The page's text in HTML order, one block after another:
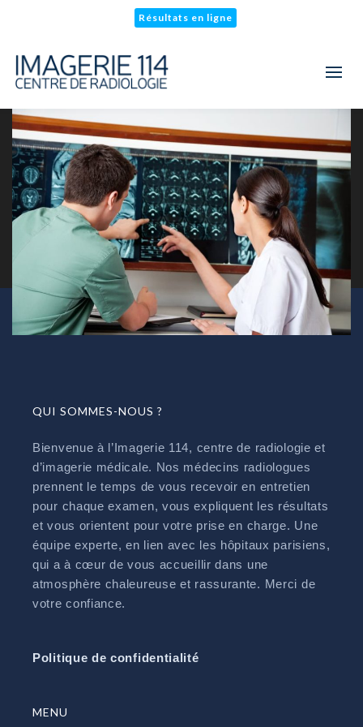
Résultats en ligne
QUI SOMMES-NOUS ?
Bienvenue à l’Imagerie 114, centre de radiologie et
d’imagerie médicale. Nos médecins radiologues
prennent le temps de vous recevoir en entretien
pour chaque examen, vous expliquent les résultats
et vous orientent pour votre prise en charge. Une
équipe experte, en lien avec les hôpitaux parisiens,
qui a à cœur de vous accueillir dans une
atmosphère chaleureuse et rassurante. Merci de
votre confiance.
Politique de confidentialité
MENU